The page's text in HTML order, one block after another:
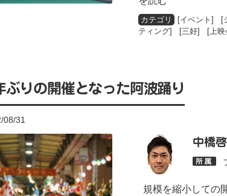
[イベント] [
ティング] [三好] [上映
ぶりの開催となった阿波踊り
08/31
中橋
規模を縮小しての